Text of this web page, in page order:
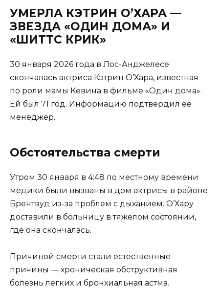
УМЕРЛА КЭТРИН О’ХАРА —
ЗВЕЗДА «ОДИН ДОМА» И
«ШИТТС КРИК»
30 января 2026 года в Лос-Анджелесе
скончалась актриса Кэтрин О’Хара, известная
по роли мамы Кевина в фильме «Один дома».
Ей был 71 год. Информацию подтвердил её
менеджер.
Обстоятельства смерти
Утром 30 января в 4:48 по местному времени
медики были вызваны в дом актрисы в районе
Брентвуд из-за проблем с дыханием. О’Хару
доставили в больницу в тяжёлом состоянии,
где она скончалась.
Причиной смерти стали естественные
причины — хроническая обструктивная
болезнь лёгких и бронхиальная астма.